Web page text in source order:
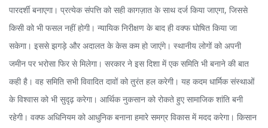
पारदर्शी बनाएगा। प्रत्येक संपत्ति को सही कागज़ात के साथ दर्ज किया जाएगा, जिससे
किसी को भी फसल नहीं होगी। न्यायिक निरीक्षण के बाद ही वक्फ घोषित किया जा
सकेगा। इससे झगड़े और अदालत के केस कम हो जाएंगे। स्थानीय लोगों को अपनी
जमीन पर भरोसा फिर से मिलेगा। सरकार ने इस दिशा में एक समिति भी बनाने की बात
कही है। वह समिति सभी विवादित दावों को तुरंत हल करेगी। यह कदम धार्मिक संस्थाओं
के विश्वास को भी सुदृढ़ करेगा। आर्थिक नुकसान को रोकते हुए सामाजिक शांति बनी
रहेगी। वक्फ अधिनियम को आधुनिक बनाना हमारे समग्र विकास में मदद करेगा। किसान